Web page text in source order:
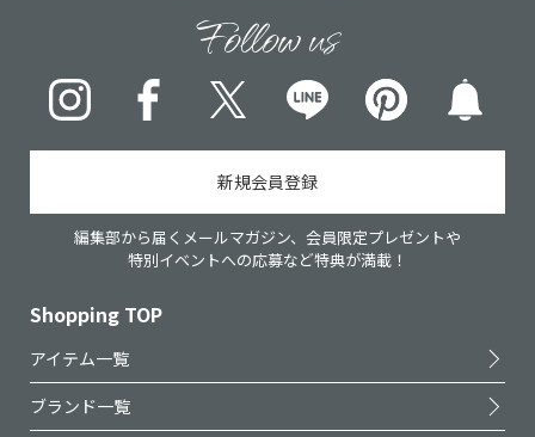
Follow us
InstagramFacebookX LINE pinterest
新規会員登録
編集部から届くメールマガジン、会員限定プレゼントや
特別イベントへの応募など特典が満載！
Shopping TOP
アイテム一覧
ブランド一覧